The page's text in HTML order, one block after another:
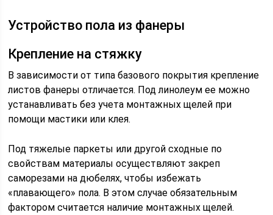
Устройство пола из фанеры
Крепление на стяжку
В зависимости от типа базового покрытия крепление
листов фанеры отличается. Под линолеум ее можно
устанавливать без учета монтажных щелей при
помощи мастики или клея.
Под тяжелые паркеты или другой сходные по
свойствам материалы осуществляют закреп
саморезами на дюбелях, чтобы избежать
«плавающего» пола. В этом случае обязательным
фактором считается наличие монтажных щелей.